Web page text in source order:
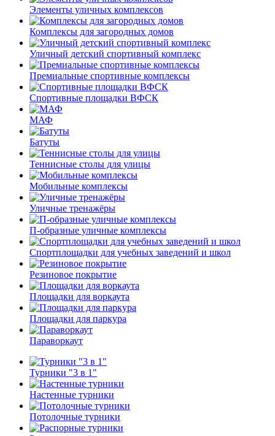
Элементы уличных комплексов
Комплексы для загородных домов
Уличный детский спортивный комплекс
Премиальные спортивные комплексы
Спортивные площадки ВФСК
МАФ
Батуты
Теннисные столы для улицы
Мобильные комплексы
Уличные тренажёры
П-образные уличные комплексы
Спортплощадки для учебных заведений и школ
Резиновое покрытие
Площадки для воркаута
Площадки для паркура
Параворкаут
Турники "3 в 1"
Настенные турники
Потолочные турники